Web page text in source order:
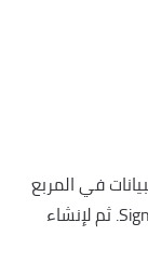
في المربع
الأحمر كما هو مبين بالصورة. ثم انقر علي Sign Up. ثم لإنشاء